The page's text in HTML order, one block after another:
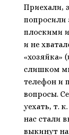
Приехали,
попросили
плоскими
и не
«хозяйка»
слишком
телефон и
вопросы.
уехать, т.
нас стали
выкинут